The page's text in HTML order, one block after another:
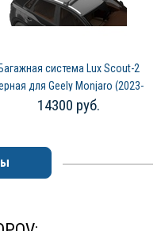
Багажная система Lux Scout-2
для Geely Monjaro (2023-
2026) № 606978+607081
14300 руб.